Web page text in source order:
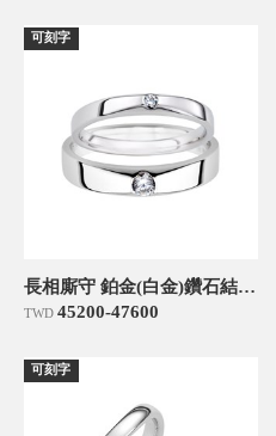
可刻字
長相廝守 鉑金(白金)鑽石結婚對戒
TWD 45200-47600
可刻字